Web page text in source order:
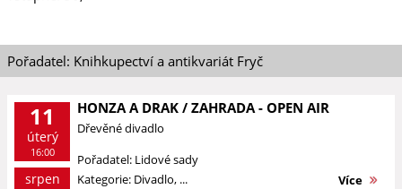
Pořadatel: Knihkupectví a antikvariát Fryč
11
úterý
16:00
srpen
HONZA A DRAK / ZAHRADA - OPEN AIR
Dřevěné divadlo
Pořadatel: Lidové sady
Kategorie: Divadlo, ...
Více